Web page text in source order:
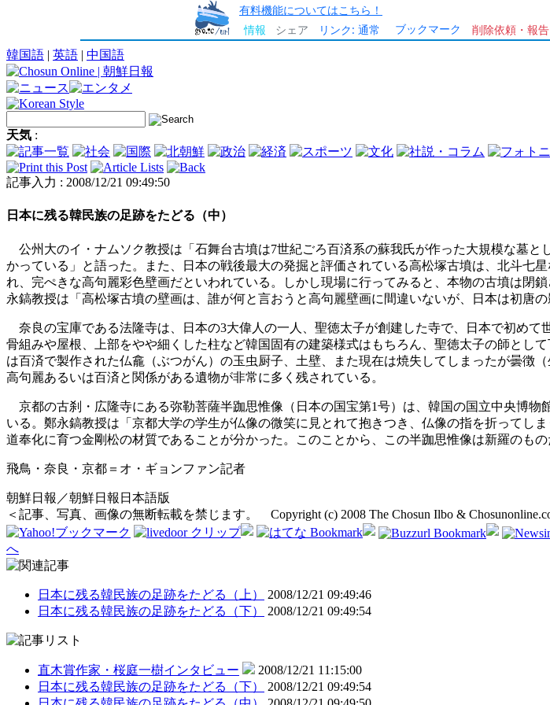
有料機能についてはこちら！
情報
シェア リンク: 通常 ブックマーク 削除依頼・報告